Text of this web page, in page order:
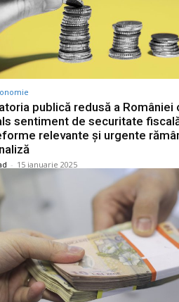
publică redusă a României
sentiment de securitate
relevante şi urgente
- 15 ianuarie 2025